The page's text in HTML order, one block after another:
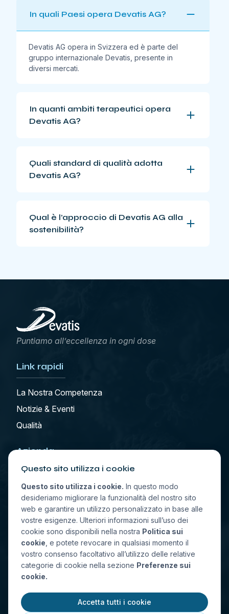
In quali Paesi opera Devatis AG?
Devatis AG opera in Svizzera ed è parte del
gruppo internazionale Devatis, presente in
diversi mercati.
In quanti ambiti terapeutici opera
Devatis AG?
Quali standard di qualità adotta
Devatis AG?
Qual è l’approccio di Devatis AG alla
sostenibilità?
Puntiamo all’eccellenza in ogni dose
Link rapidi
La Nostra Competenza
Notizie & Eventi
Qualità
Azienda
Contatto
Allgemeine FAQs
Seleziona posizione
Questo sito utilizza i cookie
Questo sito utilizza i cookie. In questo modo
desideriamo migliorare la funzionalità del nostro sito
web e garantire un utilizzo personalizzato in base alle
vostre esigenze. Ulteriori informazioni sull’uso dei
cookie sono disponibili nella nostra Politica sui
cookie , e potete revocare in qualsiasi momento il
vostro consenso facoltativo all’utilizzo delle relative
categorie di cookie nella sezione Preferenze sui
cookie.
Accetta tutti i cookie